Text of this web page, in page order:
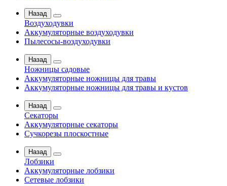
Назад
Воздуходувки
Аккумуляторные воздуходувки
Пылесосы-воздуходувки
Назад
Ножницы садовые
Аккумуляторные ножницы для травы
Аккумуляторные ножницы для травы и кустов
Назад
Секаторы
Аккумуляторные секаторы
Сучкорезы плоскостные
Назад
Лобзики
Аккумуляторные лобзики
Сетевые лобзики